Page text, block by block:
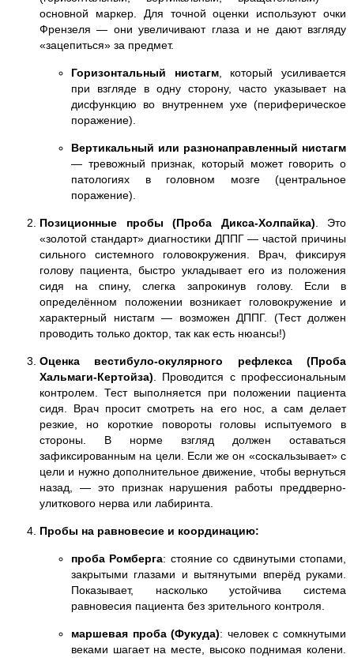
основной маркер. Для точной оценки используют очки
Френзеля — они увеличивают глаза и не дают взгляду
«зацепиться» за предмет.
Горизонтальный нистагм, который усиливается
при взгляде в одну сторону, часто указывает на
дисфункцию во внутреннем ухе (периферическое
поражение).
Вертикальный или разнонаправленный нистагм
— тревожный признак, который может говорить о
патологиях в головном мозге (центральное
поражение).
Позиционные пробы (Проба Дикса-Холпайка). Это
«золотой стандарт» диагностики ДППГ — частой причины
сильного системного головокружения. Врач, фиксируя
голову пациента, быстро укладывает его из положения
сидя на спину, слегка запрокинув голову. Если в
определённом положении возникает головокружение и
характерный нистагм — возможен ДППГ. (Тест должен
проводить только доктор, так как есть нюансы!)
Оценка вестибуло-окулярного рефлекса (Проба
Хальмаги-Кертойза). Проводится с профессиональным
контролем. Тест выполняется при положении пациента
сидя. Врач просит смотреть на его нос, а сам делает
резкие, но короткие повороты головы испытуемого в
стороны. В норме взгляд должен оставаться
зафиксированным на цели. Если же он «соскальзывает» с
цели и нужно дополнительное движение, чтобы вернуться
назад, — это признак нарушения работы преддверно-
улиткового нерва или лабиринта.
Пробы на равновесие и координацию:
проба Ромберга: стояние со сдвинутыми стопами,
закрытыми глазами и вытянутыми вперёд руками.
Показывает, насколько устойчива система
равновесия пациента без зрительного контроля.
маршевая проба (Фукуда): человек с сомкнутыми
веками шагает на месте, высоко поднимая колени.